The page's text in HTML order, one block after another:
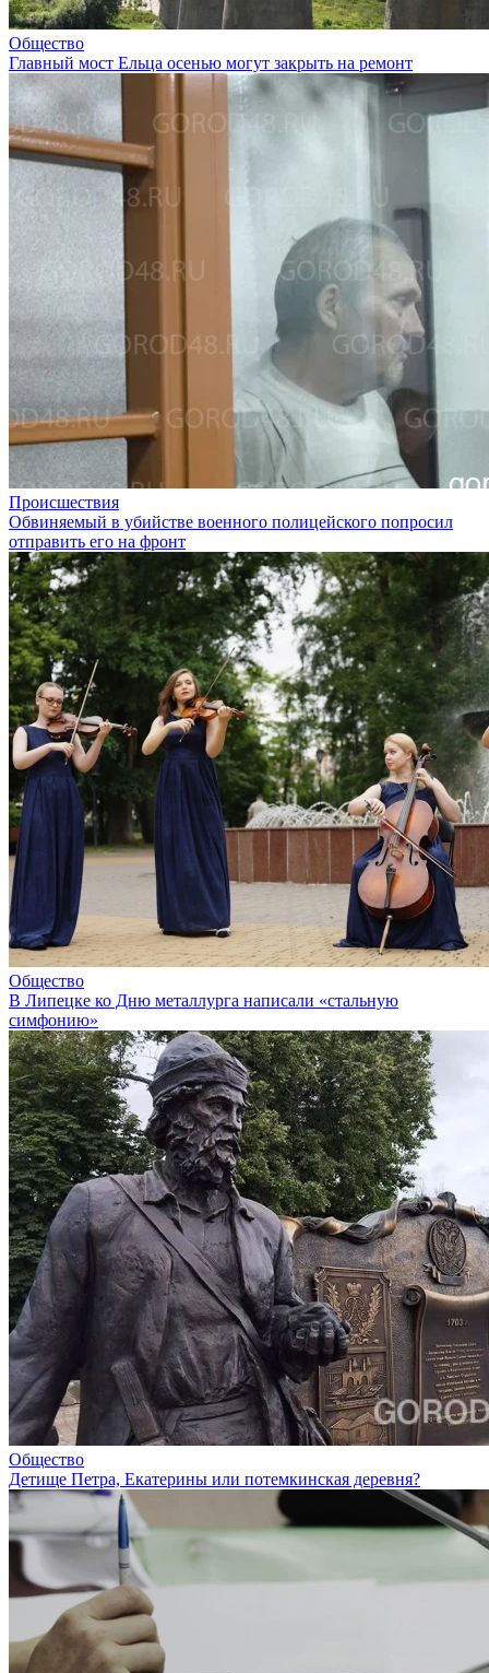
Общество
Главный мост Ельца осенью могут закрыть на ремонт
Происшествия
Обвиняемый в убийстве военного полицейского попросил
отправить его на фронт
Общество
В Липецке ко Дню металлурга написали «стальную
симфонию»
Общество
Детище Петра, Екатерины или потемкинская деревня?